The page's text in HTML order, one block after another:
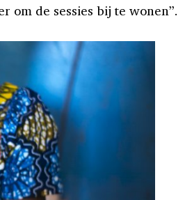
om de sessies bij te wonen”.